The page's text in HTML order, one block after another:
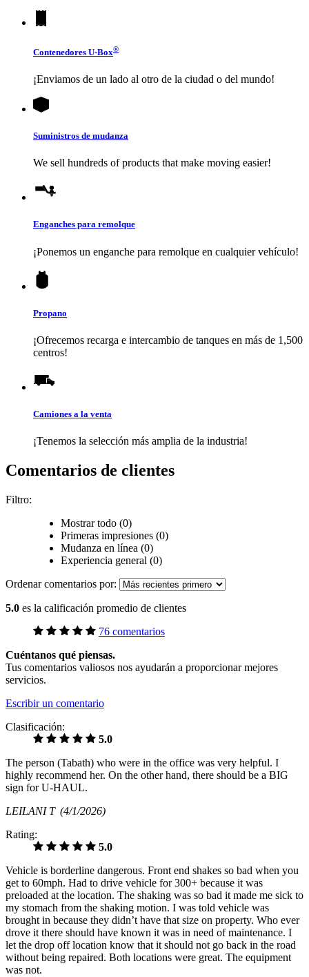
Contenedores U-Box®
¡Enviamos de un lado al otro de la ciudad o del mundo!
Suministros de mudanza
We sell hundreds of products that make moving easier!
Enganches para remolque
¡Ponemos un enganche para remolque en cualquier vehículo!
Propano
¡Ofrecemos recarga e intercambio de tanques en más de 1,500
centros!
Camiones a la venta
¡Tenemos la selección más amplia de la industria!
Comentarios de clientes
Filtro:
Mostrar todo (0)
Primeras impresiones (0)
Mudanza en línea (0)
Experiencia general (0)
Ordenar comentarios por:
5.0 es la calificación promedio de clientes
76 comentarios
Cuéntanos qué piensas.
Tus comentarios valiosos nos ayudarán a proporcionar mejores
servicios.
Escribir un comentario
Clasificación:
5.0
The person (Tabath) who were in the office was very helpful. I
highly recommend her. On the other hand, there should be a BIG
sign for U-HAUL.
LEILANI T (4/1/2026)
Rating:
5.0
Vehicle is borderline dangerous. Front end shakes so bad when you
get to 60mph. Had to drive vehicle for 300+ because it was
preloaded at the location. The shaking was so bad it made me sick to
my stomach from the shaking motion. I was told vehicle was
brought in because they didn’t have that size on property. Who ever
drove it there should have known it was in need of maintenance. I
let the drop off location know that it should not go back in the road
without being repaired. Both locations were great. The equipment
was not.